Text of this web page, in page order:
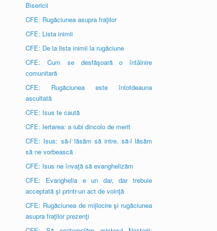
Bisericii
CFE: Rugăciunea asupra fraţilor
CFE: Lista inimii
CFE: De la lista inimii la rugăciune
CFE: Cum se desfăşoară o întâlnire
comunitară
CFE: Rugăciunea este întotdeauna
ascultată
CFE: Isus te caută
CFE: Iertarea: a iubi dincolo de merit
CFE: Isus: să-l lăsăm să intre, să-l lăsăm
să ne vorbească
CFE: Isus ne învaţă să evanghelizăm
CFE: Evanghelia e un dar, dar trebuie
acceptată şi printr-un act de voinţă
CFE: Rugăciunea de mijlocire şi rugăciunea
asupra fraţilor prezenţi